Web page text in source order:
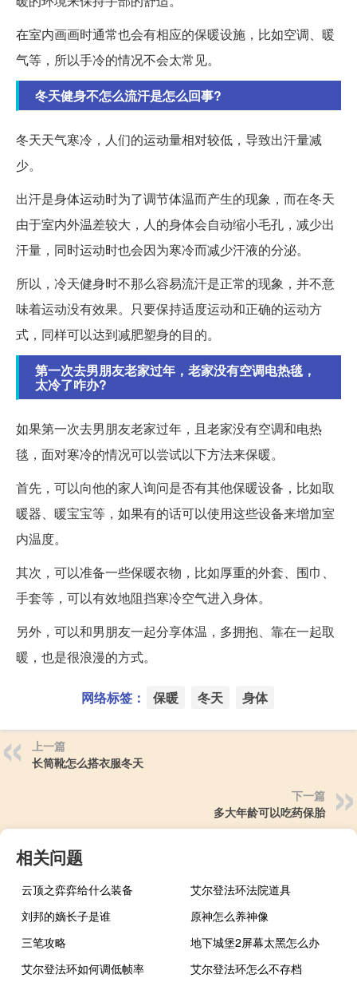
在室内画画时通常也会有相应的保暖设施，比如空调、暖
气等，所以手冷的情况不会太常见。
冬天健身不怎么流汗是怎么回事?
冬天天气寒冷，人们的运动量相对较低，导致出汗量减
少。
出汗是身体运动时为了调节体温而产生的现象，而在冬天
由于室内外温差较大，人的身体会自动缩小毛孔，减少出
汗量，同时运动时也会因为寒冷而减少汗液的分泌。
所以，冷天健身时不那么容易流汗是正常的现象，并不意
味着运动没有效果。只要保持适度运动和正确的运动方
式，同样可以达到减肥塑身的目的。
第一次去男朋友老家过年，老家没有空调电热毯，
太冷了咋办?
如果第一次去男朋友老家过年，且老家没有空调和电热
毯，面对寒冷的情况可以尝试以下方法来保暖。
首先，可以向他的家人询问是否有其他保暖设备，比如取
暖器、暖宝宝等，如果有的话可以使用这些设备来增加室
内温度。
其次，可以准备一些保暖衣物，比如厚重的外套、围巾、
手套等，可以有效地阻挡寒冷空气进入身体。
另外，可以和男朋友一起分享体温，多拥抱、靠在一起取
暖，也是很浪漫的方式。
网络标签： 保暖 冬天 身体
上一篇
长筒靴怎么搭衣服冬天
下一篇
多大年龄可以吃药保胎
相关问题
云顶之弈弈给什么装备
艾尔登法环法院道具
刘邦的嫡长子是谁
原神怎么养神像
三笔攻略
地下城堡2屏幕太黑怎么办
艾尔登法环如何调低帧率
艾尔登法环怎么不存档